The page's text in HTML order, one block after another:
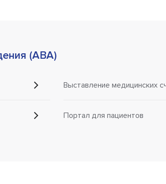
(ABA)
Выставление медицинских
Портал для пациентов